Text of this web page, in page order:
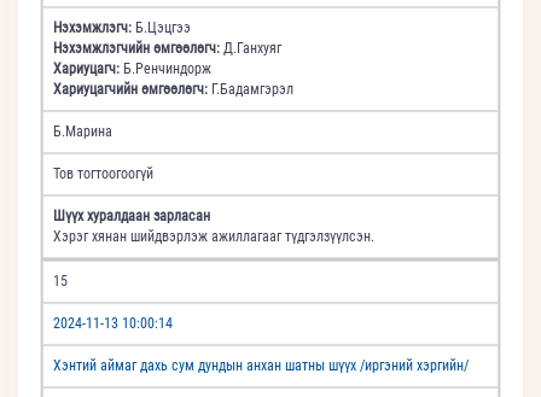
Нэхэмжлэгч: Б.Цэцгээ
Нэхэмжлэгчийн өмгөөлөгч: Д.Ганхуяг
Хариуцагч: Б.Ренчиндорж
Хариуцагчийн өмгөөлөгч: Г.Бадамгэрэл
Б.Марина
Тов тогтоогоогүй
Шүүх хуралдаан зарласан
Хэрэг хянан шийдвэрлэж ажиллагааг түдгэлзүүлсэн.
15
2024-11-13 10:00:14
Хэнтий аймаг дахь сум дундын анхан шатны шүүх /иргэний хэргийн/